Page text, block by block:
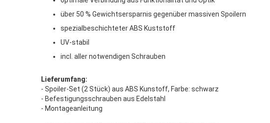
über 50 % Gewichtsersparnis gegenüber massiven Spoilern
spezialbeschichteter ABS Kuststoff
UV-stabil
incl. aller notwendigen Schrauben
Lieferumfang:
- Spoiler-Set (2 Stück) aus ABS Kunstoff, Farbe: schwarz
- Befestigungsschrauben aus Edelstahl
- Montageanleitung